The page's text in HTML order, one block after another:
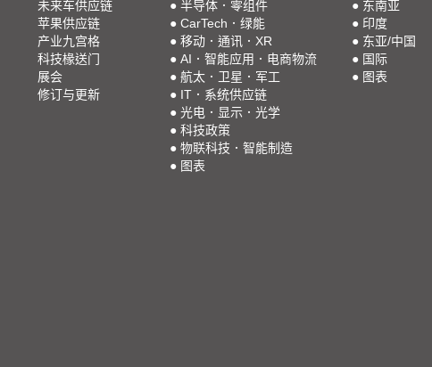
未来车供应链
苹果供应链
产业九宫格
科技椽送门
展会
修订与更新
● 半导体．零组件
● CarTech．绿能
● 移动．通讯．XR
● AI．智能应用．电商物流
● 航太．卫星．军工
● IT．系统供应链
● 光电．显示．光学
● 科技政策
● 物联科技．智能制造
● 图表
● 东南亚
● 印度
● 东亚/中国
● 国际
● 图表